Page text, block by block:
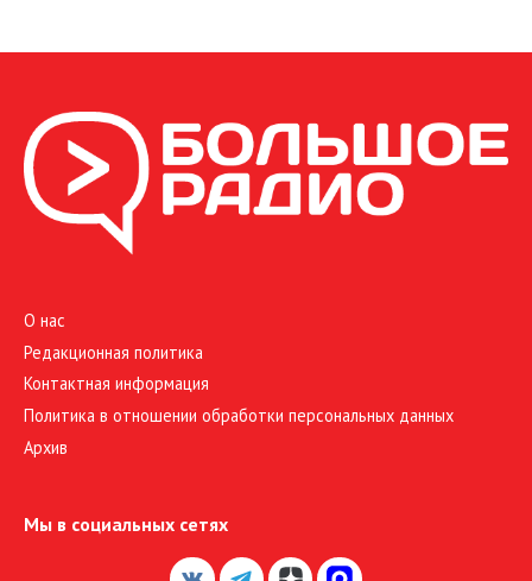
О нас
Редакционная политика
Контактная информация
Политика в отношении обработки персональных данных
Архив
Мы в социальных сетях